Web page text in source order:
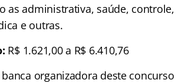
as administrativa, saúde, controle,
e outras.
R$ 1.621,00 a R$ 6.410,76
banca organizadora deste concurso